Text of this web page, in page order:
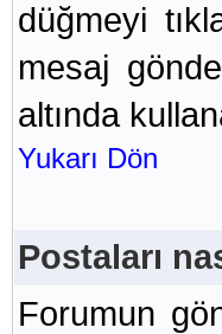
düğmeyi
mesaj
altında
Yukarı Dön
Postaları
Forumun